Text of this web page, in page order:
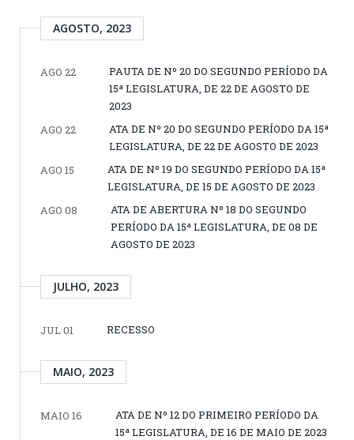
AGOSTO, 2023
AGO 22
PAUTA DE Nº 20 DO SEGUNDO PERÍODO DA
15ª LEGISLATURA, DE 22 DE AGOSTO DE
2023
AGO 22
ATA DE Nº 20 DO SEGUNDO PERÍODO DA 15ª
LEGISLATURA, DE 22 DE AGOSTO DE 2023
AGO 15
ATA DE Nº 19 DO SEGUNDO PERÍODO DA 15ª
LEGISLATURA, DE 15 DE AGOSTO DE 2023
AGO 08
ATA DE ABERTURA Nº 18 DO SEGUNDO
PERÍODO DA 15ª LEGISLATURA, DE 08 DE
AGOSTO DE 2023
JULHO, 2023
JUL 01 RECESSO
MAIO, 2023
MAIO 16
ATA DE Nº 12 DO PRIMEIRO PERÍODO DA
15ª LEGISLATURA, DE 16 DE MAIO DE 2023